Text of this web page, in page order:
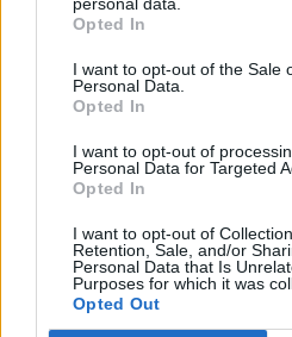
Opted In
I want to opt-out of the Sale
Personal Data.
Opted In
I want to opt-out of
Personal Data for Targeted
Opted In
I want to opt-out of
Retention, Sale, and/or
Personal Data that Is
Purposes for which it was
Opted Out
«Πολλά ερωτήματα
δημοσίευση. Έτσι, τώρα η
πρέπει να διεξάγει
είτε να το αποδείξει είτε να
Olivier Rouxel, ερευνητής